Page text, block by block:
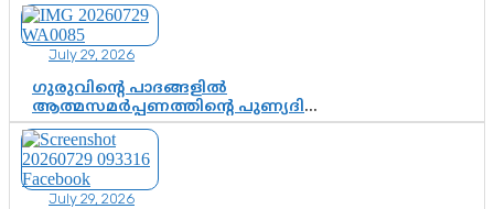
July 29, 2026
ഗുരുവിന്റെ പാദങ്ങളിൽ
ആത്മസമർപ്പണത്തിന്റെ പുണ്യദിനം;
മാതാ അമൃതാനന്ദമയി മഠത്തിൽ
ഭക്തിസാന്ദ്രമായി ഗുരുപൂർണിമ
ആഘോഷം
July 29, 2026